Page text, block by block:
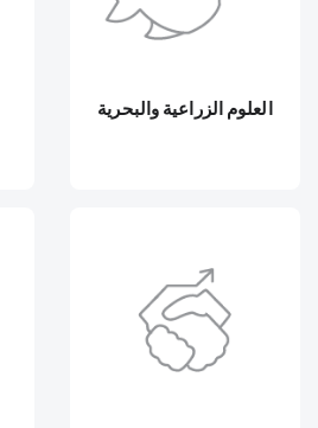
العلوم الزراعية والبحرية